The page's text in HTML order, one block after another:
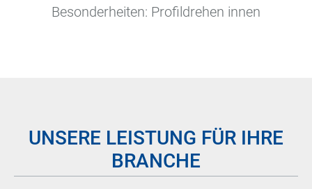
Besonderheiten: Profildrehen innen
UNSERE LEISTUNG FÜR IHRE
BRANCHE